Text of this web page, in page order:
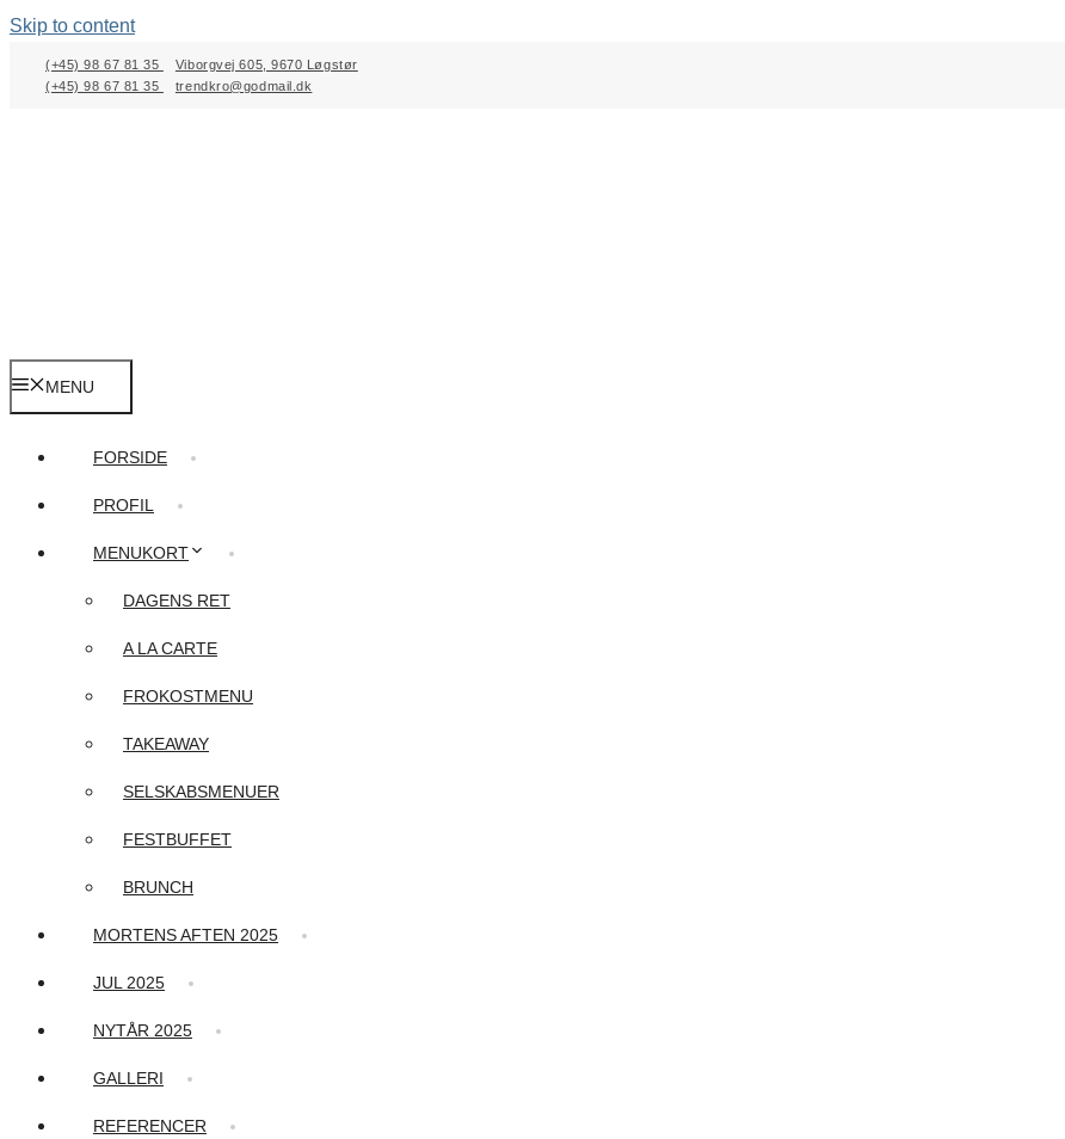
Skip to content
(+45) 98 67 81 35
Viborgvej 605, 9670 Løgstør
(+45) 98 67 81 35
trendkro@godmail.dk
MENU
FORSIDE
PROFIL
MENUKORT
DAGENS RET
A LA CARTE
FROKOSTMENU
TAKEAWAY
SELSKABSMENUER
FESTBUFFET
BRUNCH
MORTENS AFTEN 2025
JUL 2025
NYTÅR 2025
GALLERI
REFERENCER